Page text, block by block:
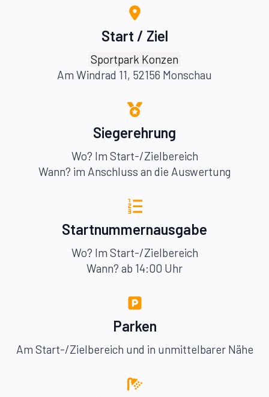
Start / Ziel
Sportpark Konzen
Am Windrad 11, 52156 Monschau
Siegerehrung
Wo? Im Start-/Zielbereich
Wann? im Anschluss an die Auswertung
Startnummernausgabe
Wo? Im Start-/Zielbereich
Wann? ab 14:00 Uhr
Parken
Am Start-/Zielbereich und in unmittelbarer Nähe